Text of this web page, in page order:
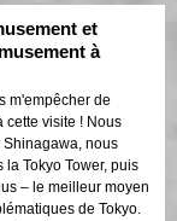
et
à
m'empêcher de
cette visite ! Nous
nous
Tokyo Tower, puis
– le meilleur moyen
de Tokyo.